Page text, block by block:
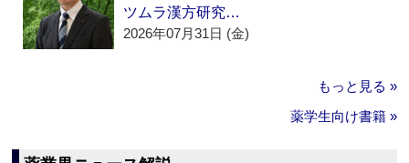
ツムラ漢方研究…
2026年07月31日 (金)
もっと見る »
薬学生向け書籍 »